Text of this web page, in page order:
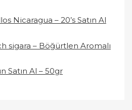
Nicaragua – 20’s Satın Al
sigara – Böğürtlen Aromalı
Satın Al – 50gr